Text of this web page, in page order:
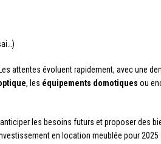
attentes évoluent rapidement, avec une
, les équipements domotiques ou
les besoins futurs et proposer des
en location meublée pour 2025